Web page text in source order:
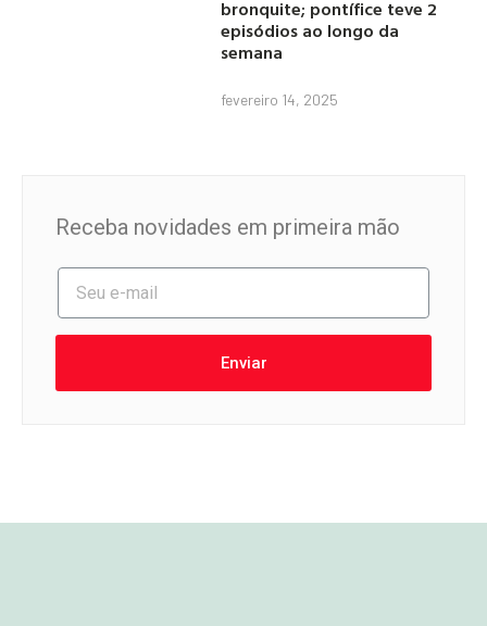
bronquite; pontífice teve 2
episódios ao longo da
semana
fevereiro 14, 2025
Receba novidades em primeira mão
Enviar